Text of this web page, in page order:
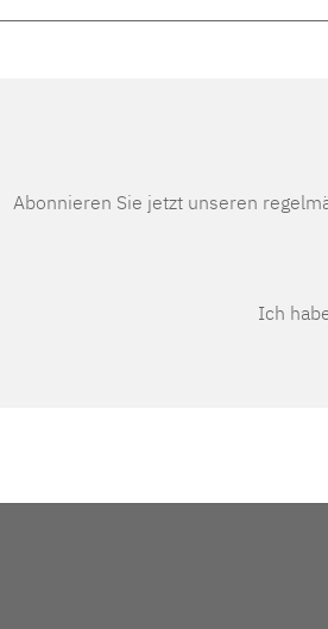
Abonnieren Sie jetzt unseren
Ich